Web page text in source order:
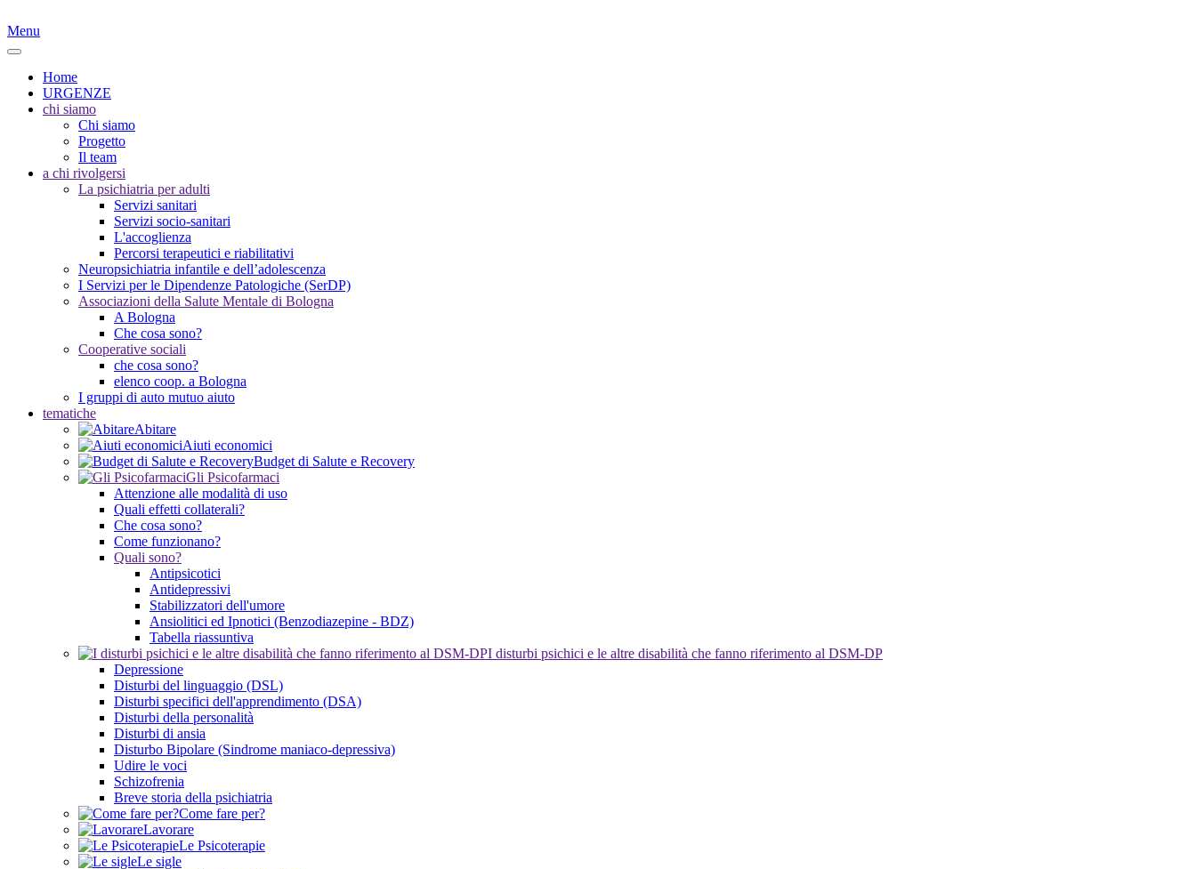
Menu
Home
URGENZE
chi siamo
Chi siamo
Progetto
Il team
a chi rivolgersi
La psichiatria per adulti
Servizi sanitari
Servizi socio-sanitari
L'accoglienza
Percorsi terapeutici e riabilitativi
Neuropsichiatria infantile e dell’adolescenza
I Servizi per le Dipendenze Patologiche (SerDP)
Associazioni della Salute Mentale di Bologna
A Bologna
Che cosa sono?
Cooperative sociali
che cosa sono?
elenco coop. a Bologna
I gruppi di auto mutuo aiuto
tematiche
Abitare
Aiuti economici
Budget di Salute e Recovery
Gli Psicofarmaci
Attenzione alle modalità di uso
Quali effetti collaterali?
Che cosa sono?
Come funzionano?
Quali sono?
Antipsicotici
Antidepressivi
Stabilizzatori dell'umore
Ansiolitici ed Ipnotici (Benzodiazepine - BDZ)
Tabella riassuntiva
I disturbi psichici e le altre disabilità che fanno riferimento al DSM-DP
Depressione
Disturbi del linguaggio (DSL)
Disturbi specifici dell'apprendimento (DSA)
Disturbi della personalità
Disturbi di ansia
Disturbo Bipolare (Sindrome maniaco-depressiva)
Udire le voci
Schizofrenia
Breve storia della psichiatria
Come fare per?
Lavorare
Le Psicoterapie
Le sigle